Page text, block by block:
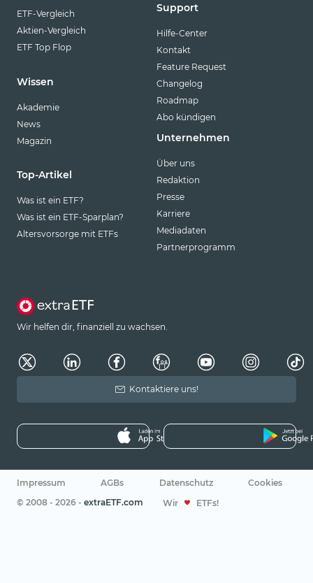
ETF-Vergleich
Aktien-Vergleich
ETF Top Flop
Wissen
Akademie
News
Magazin
Top-Artikel
Was ist ein ETF?
Was ist ein ETF-Sparplan?
Altersvorsorge mit ETFs
Support
Hilfe-Center
Kontakt
Feature Request
Changelog
Roadmap
Abo kündigen
Unternehmen
Über uns
Redaktion
Presse
Karriere
Mediadaten
Partnerprogramm
Wir helfen dir, finanziell zu wachsen.
Kontaktiere uns!
Impressum AGBs Datenschutz
Cookies
© 2008 - 2026 - extraETF.com Wir ETFs!